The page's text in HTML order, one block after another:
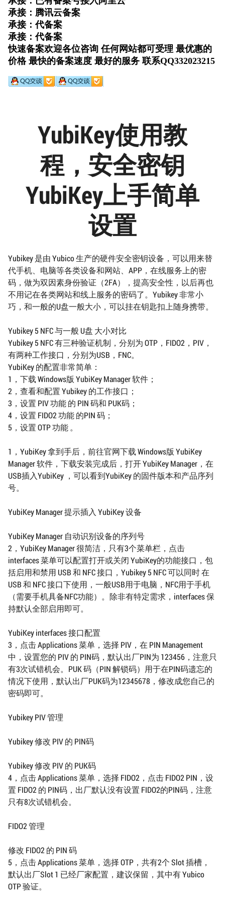
YubiKey使用教
程，安全密钥
YubiKey上手简单
设置
Yubikey 是由 Yubico 生产的硬件安全密钥设备，可以用来替
代手机、电脑等各类设备和网站、APP，在线服务上的密
码，做为双因素身份验证（2FA），提高安全性，以后再也
不用记在各类网站和线上服务的密码了。Yubikey 非常小
巧，和一般的U盘一般大小，可以挂在钥匙扣上随身携带。
Yubikey 5 NFC 与一般 U盘 大小对比
Yubikey 5 NFC 有三种验证机制，分别为 OTP，FIDO2，PIV，
有两种工作接口，分别为USB，FNC。
YubiKey 的配置非常简单：
1，下载 Windows版 YubiKey Manager 软件；
2，查看和配置 Yubikey 的工作接口；
3，设置 PIV 功能 的 PIN 码和 PUK码；
4，设置 FIDO2 功能 的PIN 码；
5，设置 OTP 功能 。
1，YubiKey 拿到手后，前往官网下载 Windows版 YubiKey
Manager 软件，下载安装完成后，打开 YubiKey Manager，在
USB插入YubiKey ，可以看到YubiKey 的固件版本和产品序列
号。
YubiKey Manager 提示插入 YubiKey 设备
YubiKey Manager 自动识别设备的序列号
2，YubiKey Manager 很简洁，只有3个菜单栏，点击
interfaces 菜单可以配置打开或关闭 YubiKey的功能接口，包
括启用和禁用 USB 和 NFC 接口，Yubikey 5 NFC 可以同时 在
USB 和 NFC 接口下使用，一般USB用于电脑，NFC用于手机
（需要手机具备NFC功能）。除非有特定需求，interfaces 保
持默认全部启用即可。
YubiKey interfaces 接口配置
3，点击 Applications 菜单，选择 PIV，在 PIN Management
中，设置您的 PIV 的 PIN码，默认出厂PIN为 123456，注意只
有3次试错机会。PUK 码（PIN 解锁码）用于在PIN码遗忘的
情况下使用，默认出厂PUK码为12345678，修改成您自己的
密码即可。
Yubikey PIV 管理
Yubikey 修改 PIV 的 PIN码
Yubikey 修改 PIV 的 PUK码
4，点击 Applications 菜单，选择 FIDO2，点击 FIDO2 PIN，设
置 FIDO2 的 PIN码，出厂默认没有设置 FIDO2的PIN码，注意
只有8次试错机会。
FIDO2 管理
修改 FIDO2 的 PIN 码
5，点击 Applications 菜单，选择 OTP，共有2个 Slot 插槽，
默认出厂Slot 1 已经厂家配置，建议保留，其中有 Yubico
OTP 验证。